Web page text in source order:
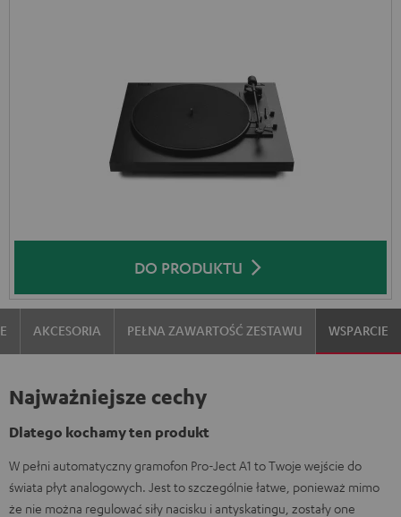
DO PRODUKTU
AKCESORIA PEŁNA ZAWARTOŚĆ ZESTAWU WSPARCIE
Najważniejsze cechy
Dlatego kochamy ten produkt
W pełni automatyczny gramofon Pro-Ject A1 to Twoje wejście do
świata płyt analogowych. Jest to szczególnie łatwe, ponieważ mimo
że nie można regulować siły nacisku i antyskatingu, zostały one